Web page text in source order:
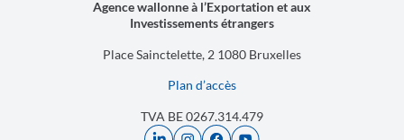
Agence wallonne à l’Exportation et aux
Investissements étrangers
Place Sainctelette, 2 1080 Bruxelles
Plan d’accès
TVA BE 0267.314.479